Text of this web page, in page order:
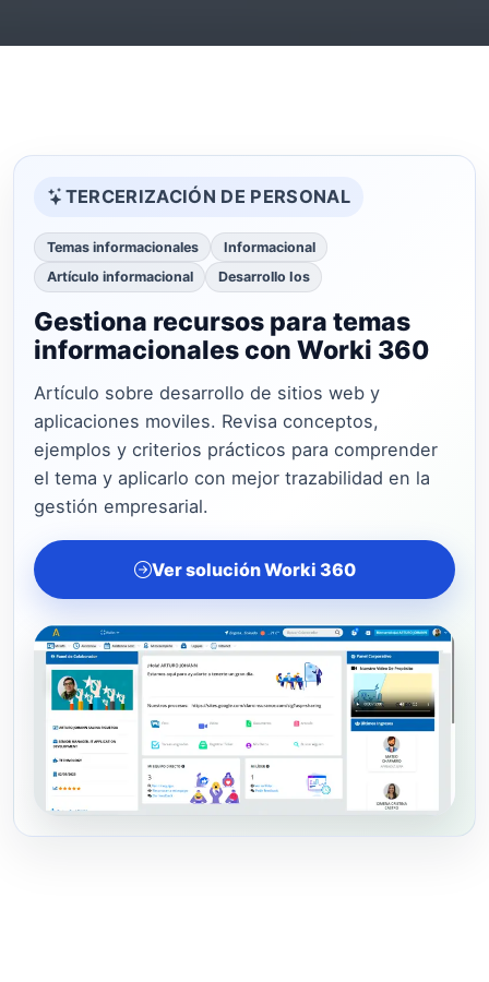
TERCERIZACIÓN DE PERSONAL
Temas informacionales
Informacional
Artículo informacional
Desarrollo Ios
Gestiona recursos para temas
informacionales con Worki 360
Artículo sobre desarrollo de sitios web y
aplicaciones moviles. Revisa conceptos,
ejemplos y criterios prácticos para comprender
el tema y aplicarlo con mejor trazabilidad en la
gestión empresarial.
Ver solución Worki 360